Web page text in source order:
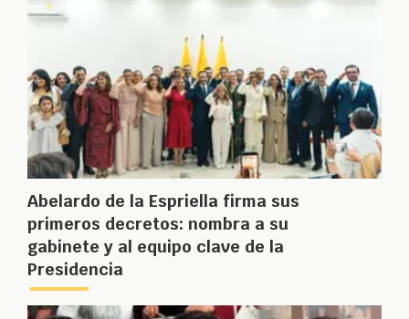
Abelardo de la Espriella firma sus
primeros decretos: nombra a su
gabinete y al equipo clave de la
Presidencia